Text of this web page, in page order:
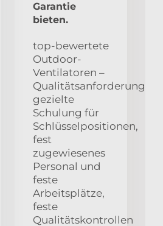
Garantie
bieten.
top-bewertete
Outdoor-
Ventilatoren –
Qualitätsanforderungen,
gezielte
Schulung für
Schlüsselpositionen,
fest
zugewiesenes
Personal und
feste
Arbeitsplätze,
feste
Qualitätskontrollen